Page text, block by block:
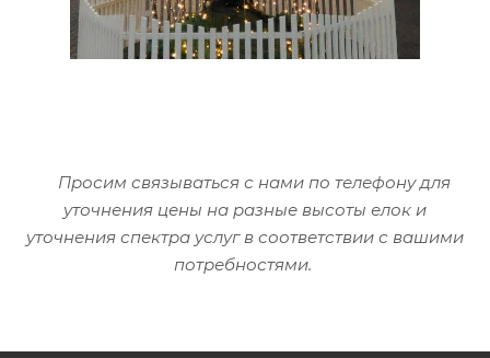
Просим связываться с нами по телефону для
уточнения цены на разные высоты елок и
уточнения спектра услуг в соответствии с вашими
потребностями.